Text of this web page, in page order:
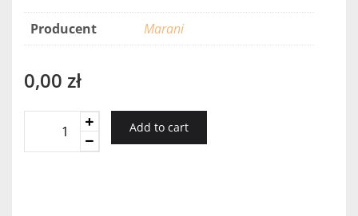
Producent Marani
0,00 zł
Alexandreuli
Add to cart